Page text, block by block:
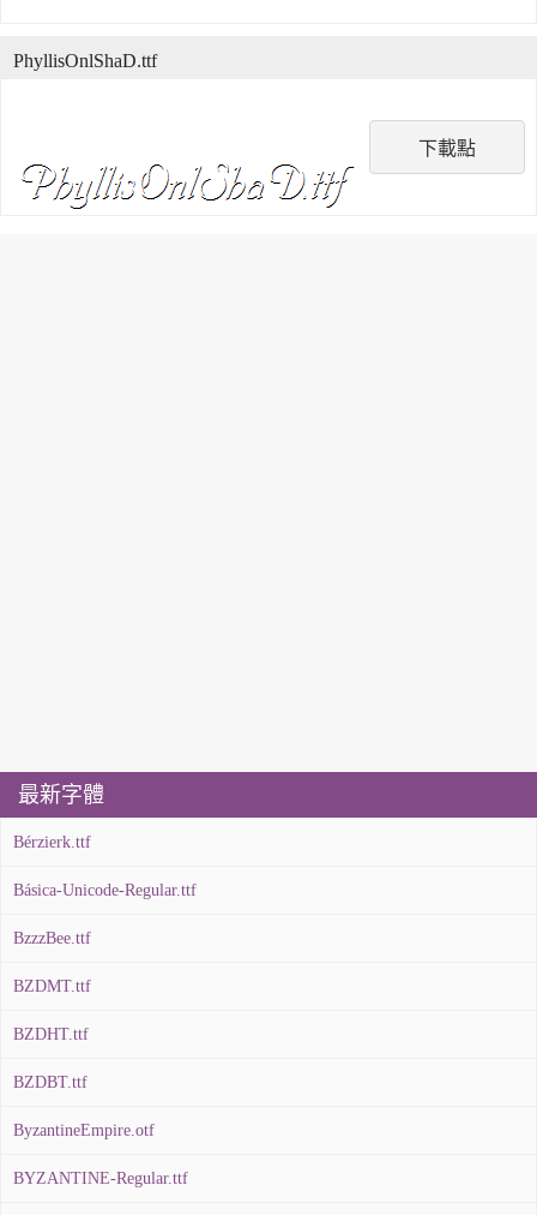
下載點
PhyllisOnlShaD.ttf
最新字體
Bérzierk.ttf
Básica-Unicode-Regular.ttf
BzzzBee.ttf
BZDMT.ttf
BZDHT.ttf
BZDBT.ttf
ByzantineEmpire.otf
BYZANTINE-Regular.ttf